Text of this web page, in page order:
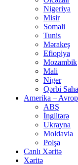
Nigeriya
Misir
Somali
Tunis
Mərakeş
Efiopiya
Mozambik
Mali
Niger
Qərbi
Amerika –
ABŞ
İngiltərə
Ukrayna
Moldavia
Polşa
Canlı Xəritə
Xəritə